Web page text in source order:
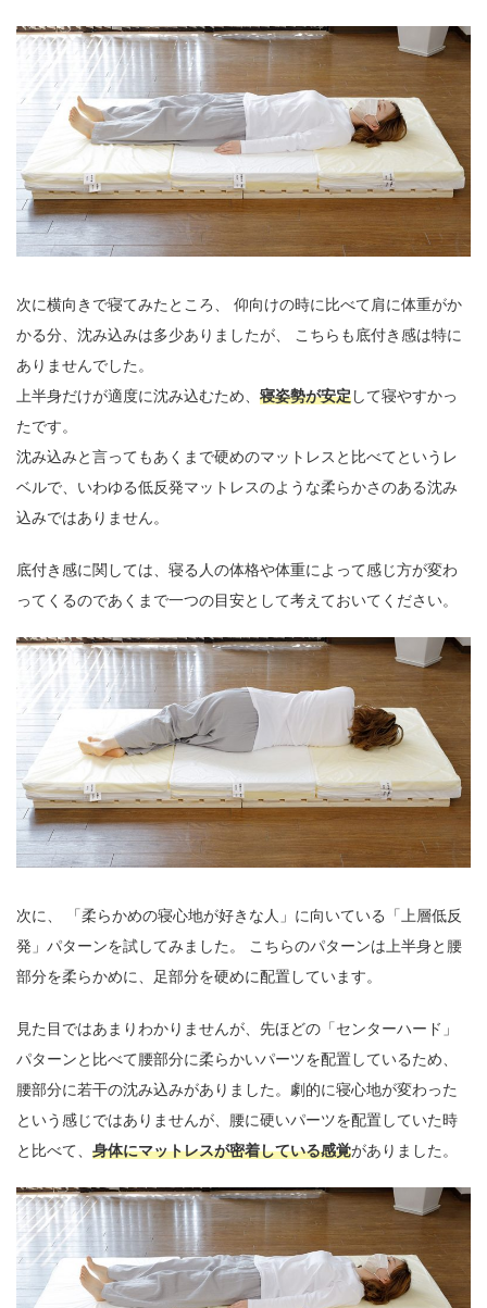
次に横向きで寝てみたところ、 仰向けの時に比べて肩に体重がか
かる分、沈み込みは多少ありましたが、 こちらも底付き感は特に
ありませんでした。
上半身だけが適度に沈み込むため、 寝姿勢が安定して寝やすかっ
たです。
沈み込みと言ってもあくまで硬めのマットレスと比べてというレ
ベルで、いわゆる低反発マットレスのような柔らかさのある沈み
込みではありません。
底付き感に関しては、寝る人の体格や体重によって感じ方が変わ
ってくるのであくまで一つの目安として考えておいてください。
次に、 「柔らかめの寝心地が好きな人」に向いている「上層低反
発」パターンを試してみました。 こちらのパターンは上半身と腰
部分を柔らかめに、足部分を硬めに配置しています。
見た目ではあまりわかりませんが、先ほどの「センターハード」
パターンと比べて腰部分に柔らかいパーツを配置しているため、
腰部分に若干の沈み込みがありました。劇的に寝心地が変わった
という感じではありませんが、腰に硬いパーツを配置していた時
と比べて、 身体にマットレスが密着している感覚がありました。